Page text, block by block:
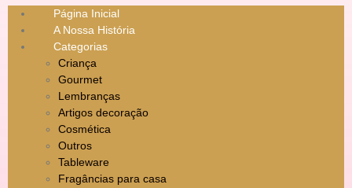
Página Inicial
A Nossa História
Categorias
Criança
Gourmet
Lembranças
Artigos decoração
Cosmética
Outros
Tableware
Fragâncias para casa